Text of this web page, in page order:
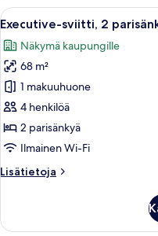
huone
(kaksi
(Deluxe,
40.1
sqm)
Avaa
kaikki
huonetyypin
Executive-
sviitti,
2
parisänkyä,
kaupunkinäköala
sqm)
27
Executive-sviitti, 2
Näkymä kaupungille
68 m²
1 makuuhuone
4 henkilöä
2 parisänkyä
Ilmainen Wi-Fi
Lisätietoja
Lisätietoja
2